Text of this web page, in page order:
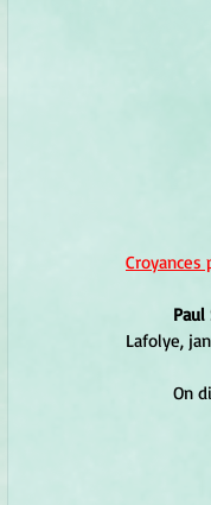
Croyances
Lafolye,
On